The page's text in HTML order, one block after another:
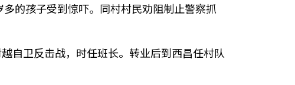
的孩子受到惊吓。同村村民劝阻制止警察抓
自卫反击战，时任班长。转业后到西昌任村队